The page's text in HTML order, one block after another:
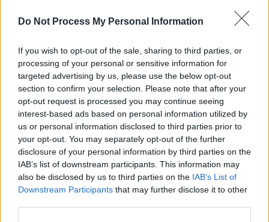
Do Not Process My Personal Information
If you wish to opt-out of the sale, sharing to third parties, or
processing of your personal or sensitive information for
targeted advertising by us, please use the below opt-out
section to confirm your selection. Please note that after your
opt-out request is processed you may continue seeing
interest-based ads based on personal information utilized by
us or personal information disclosed to third parties prior to
your opt-out. You may separately opt-out of the further
disclosure of your personal information by third parties on the
IAB’s list of downstream participants. This information may
also be disclosed by us to third parties on the IAB’s List of
Downstream Participants that may further disclose it to other
Grigore Cartianu
RELATED ARTICLES
Comisia Europeană, după ororile
comise de PSD-AUR: ”Vom analiza
cu atenție modificările aduse legii.